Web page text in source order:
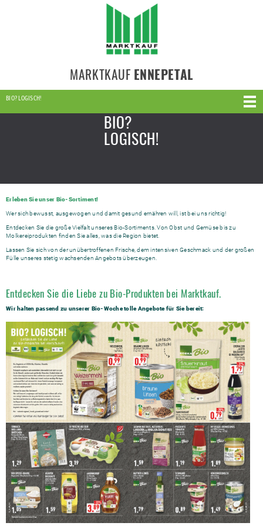
MARKTKAUF ENNEPETAL
BIO? LOGISCH!
BIO?
LOGISCH!
Erleben Sie unser Bio-Sortiment!
Wer sich bewusst, ausgewogen und damit gesund ernähren will, ist bei uns richtig!
Entdecken Sie die große Vielfalt unseres Bio-Sortiments. Von Obst und Gemüse bis zu
Molkereiprodukten finden Sie alles, was die Region bietet.
Lassen Sie sich von der unübertroffenen Frische, dem intensiven Geschmack und der großen
Fülle unseres stetig wachsenden Angebots überzeugen.
Entdecken Sie die Liebe zu Bio-Produkten bei Marktkauf.
Wir halten passend zu unserer Bio-Woche tolle Angebote für Sie bereit: